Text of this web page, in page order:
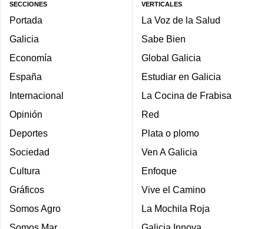
SECCIONES
Portada
Galicia
Economía
España
Internacional
Opinión
Deportes
Sociedad
Cultura
Gráficos
Somos Agro
VERTICALES
La Voz de la Salud
Sabe Bien
Global Galicia
Estudiar en Galicia
La Cocina de Frabisa
Red
Plata o plomo
Ven A Galicia
Enfoque
Vive el Camino
La Mochila Roja